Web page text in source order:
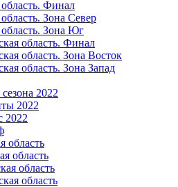
Финал
Зона Север
Зона Юг
область. Финал
область. Зона Восток
область. Зона Запад
2022
2022
2022
область
область
область
область